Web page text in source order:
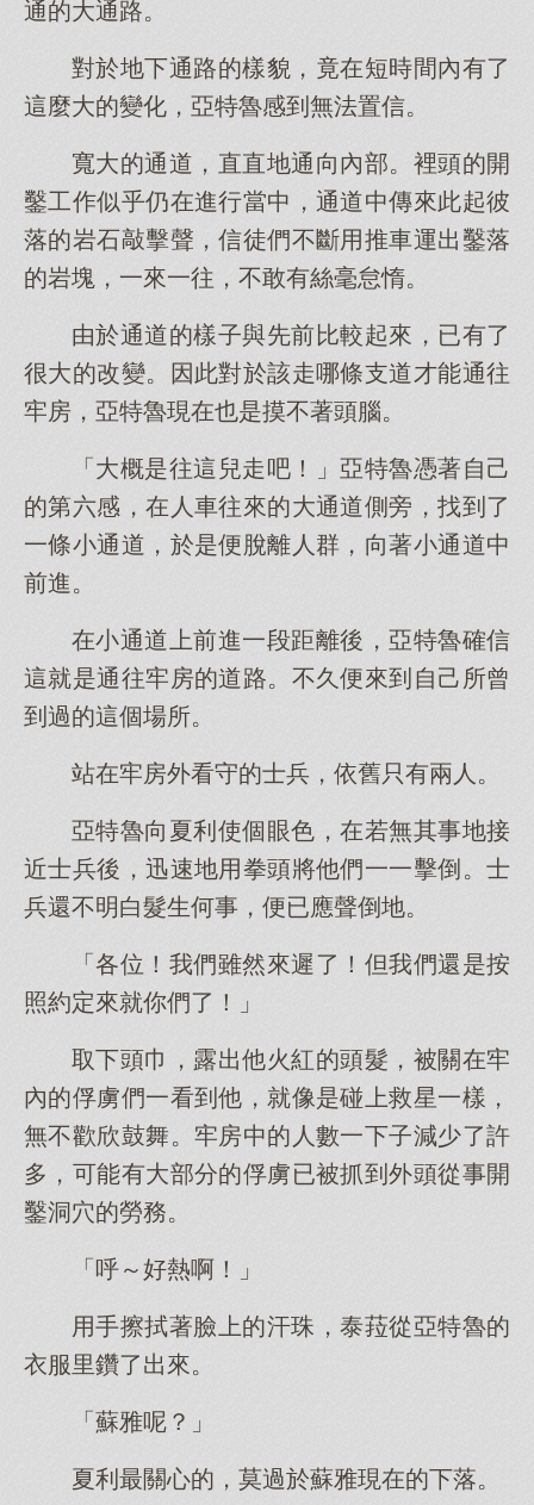
通的大通路。
對於地下通路的樣貌，竟在短時間內有了
這麼大的變化，亞特魯感到無法置信。
寬大的通道，直直地通向內部。裡頭的開
鑿工作似乎仍在進行當中，通道中傳來此起彼
落的岩石敲擊聲，信徒們不斷用推車運出鑿落
的岩塊，一來一往，不敢有絲毫怠惰。
由於通道的樣子與先前比較起來，已有了
很大的改變。因此對於該走哪條支道才能通往
牢房，亞特魯現在也是摸不著頭腦。
「大概是往這兒走吧！」亞特魯憑著自己
的第六感，在人車往來的大通道側旁，找到了
一條小通道，於是便脫離人群，向著小通道中
前進。
在小通道上前進一段距離後，亞特魯確信
這就是通往牢房的道路。不久便來到自己所曾
到過的這個場所。
站在牢房外看守的士兵，依舊只有兩人。
亞特魯向夏利使個眼色，在若無其事地接
近士兵後，迅速地用拳頭將他們一一擊倒。士
兵還不明白髮生何事，便已應聲倒地。
「各位！我們雖然來遲了！但我們還是按
照約定來就你們了！」
取下頭巾，露出他火紅的頭髮，被關在牢
內的俘虜們一看到他，就像是碰上救星一樣，
無不歡欣鼓舞。牢房中的人數一下子減少了許
多，可能有大部分的俘虜已被抓到外頭從事開
鑿洞穴的勞務。
「呼～好熱啊！」
用手擦拭著臉上的汗珠，泰菈從亞特魯的
衣服里鑽了出來。
「蘇雅呢？」
夏利最關心的，莫過於蘇雅現在的下落。